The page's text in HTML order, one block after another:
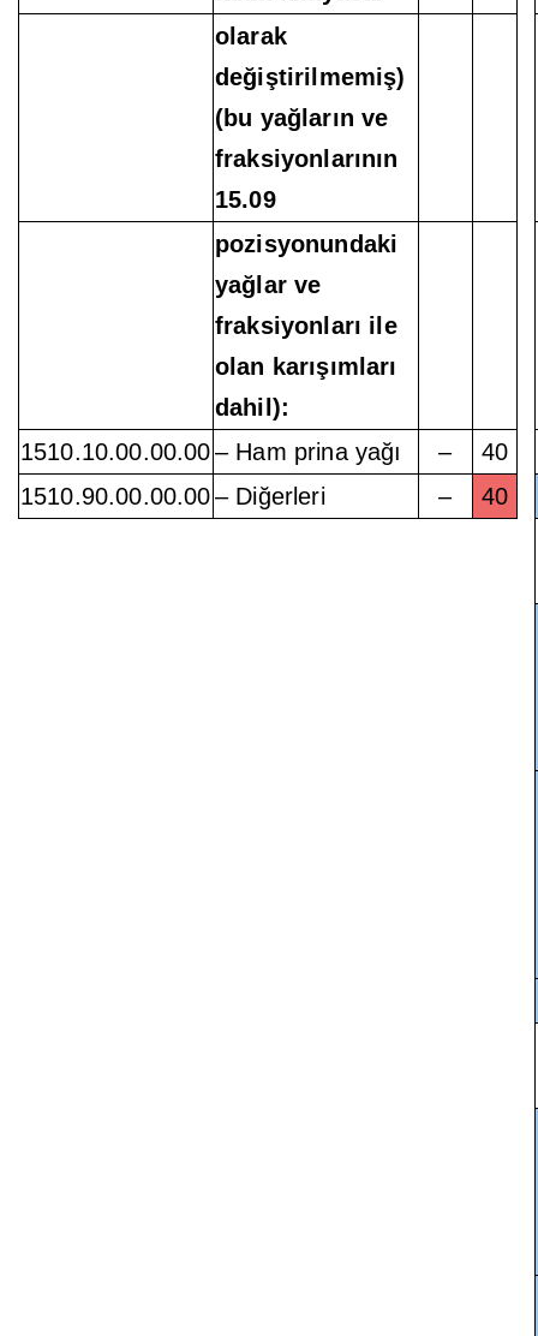
olarak
değiştirilmemiş)
(bu yağların ve
fraksiyonlarının
15.09
pozisyonundaki
yağlar ve
fraksiyonları ile
olan karışımları
dahil):
1510.10.00.00.00– Ham prina yağı – 40
1510.90.00.00.00– Diğerleri – 40